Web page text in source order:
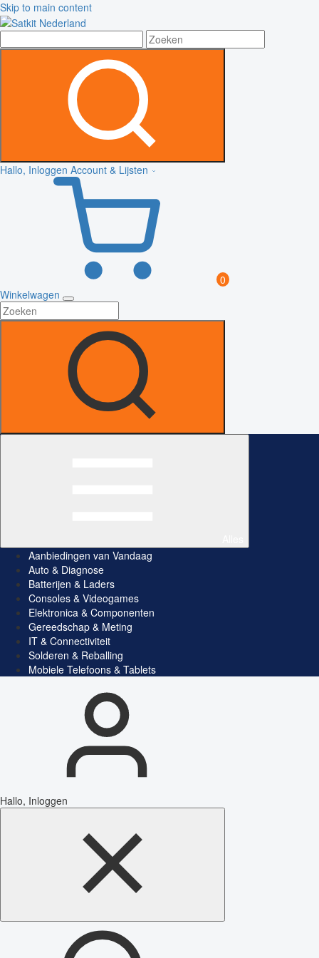
Skip to main content
Hallo, Inloggen Account & Lijsten
0
Winkelwagen
Aanbiedingen van Vandaag
Auto & Diagnose
Batterijen & Laders
Consoles & Videogames
Elektronica & Componenten
Gereedschap & Meting
IT & Connectiviteit
Solderen & Reballing
Mobiele Telefoons & Tablets
Hallo, Inloggen